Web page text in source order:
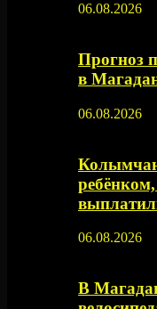
06.08.2026
Прогноз
в
06.08.2026
06.08.2026
В